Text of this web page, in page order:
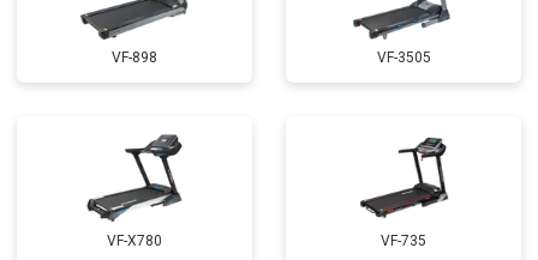
VF-898 VF-3505
VF-X780 VF-735